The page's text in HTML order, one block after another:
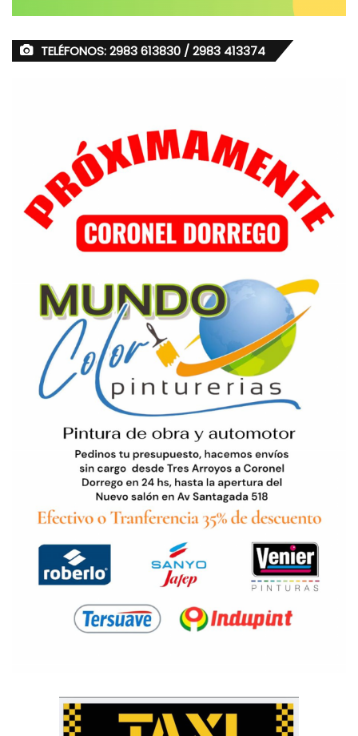
TELÉFONOS: 2983 613830 / 2983 413374